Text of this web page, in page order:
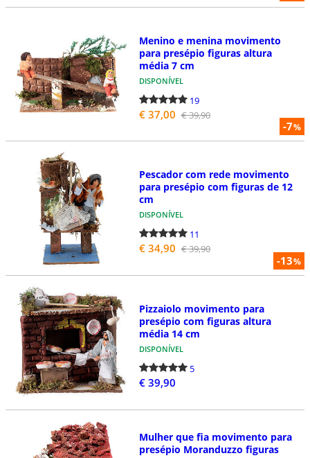
-7%
Menino e menina movimento
para presépio figuras altura
média 7 cm
DISPONÍVEL
19
€ 37,00 € 39,90
-13%
Pescador com rede movimento
para presépio com figuras de 12
cm
DISPONÍVEL
11
€ 34,90 € 39,90
Pizzaiolo movimento para
presépio com figuras altura
média 14 cm
DISPONÍVEL
5
€ 39,90
Mulher que fia movimento para
presépio Moranduzzo figuras